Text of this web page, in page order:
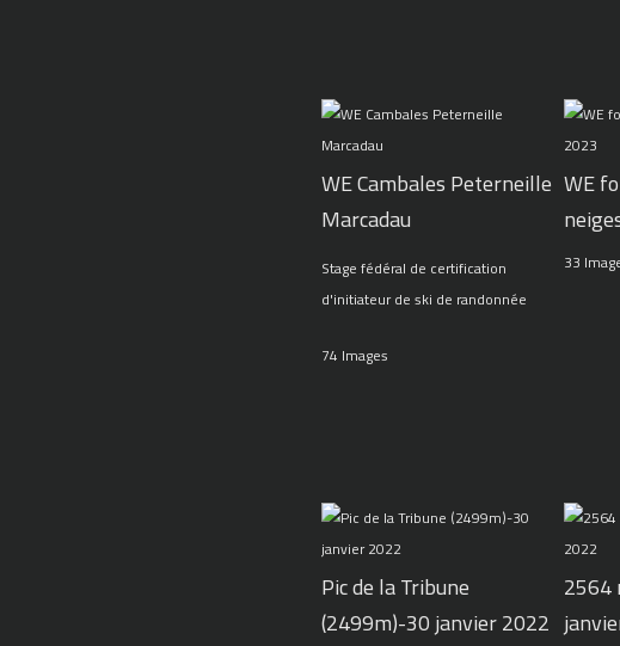
WE Cambales Peterneille
Marcadau
Stage fédéral de certification
d'initiateur de ski de randonnée
74 Images
WE
33
Pic de la Tribune
(2499m)-30 janvier 2022
2564